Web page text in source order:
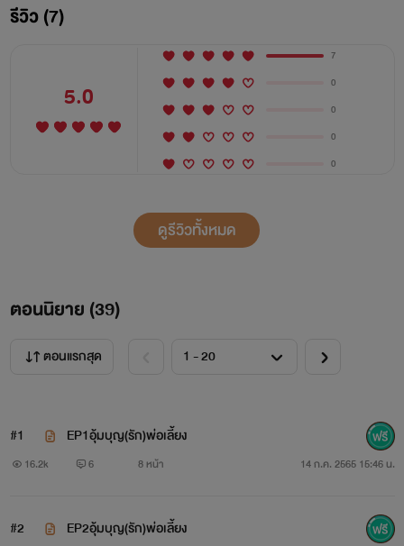
รีวิว (7)
5.0
7
0
0
0
0
ดูรีวิวทั้งหมด
ตอนนิยาย (39)
ตอนแรกสุด
#1 EP1อุ้มบุญ(รัก)พ่อเลี้ยง
16.2k 6 8 หน้า 14 ก.ค. 2565 15:46 น.
#2 EP2อุ้มบุญ(รัก)พ่อเลี้ยง